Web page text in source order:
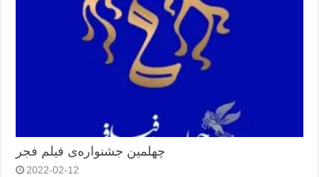
چهلمین جشنواره‌ی فیلم فجر
2022-02-12